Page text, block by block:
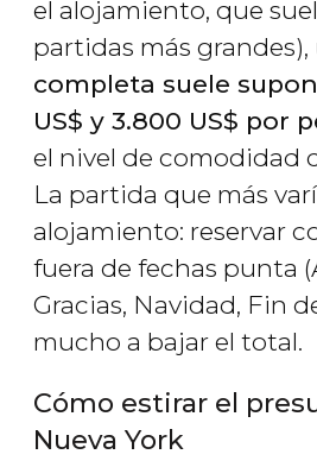
el alojamiento, que
partidas más grandes),
completa suele
US$ y 3.800 US$ por
el nivel de comodidad
La partida que más
alojamiento: reservar
fuera de fechas punta
Gracias, Navidad, Fin
mucho a bajar el total.
Cómo estirar el
Nueva York